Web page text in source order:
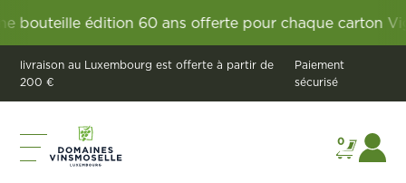
édition 60 ans offerte pour chaque carton Vignum.
livraison au Luxembourg est offerte à partir de
200 €
Paiement
sécurisé
0